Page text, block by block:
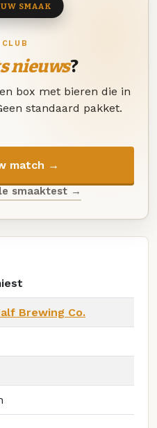
nieuws?
box met bieren die in
standaard pakket.
match →
smaaktest →
SMAAK
Brewing Co.